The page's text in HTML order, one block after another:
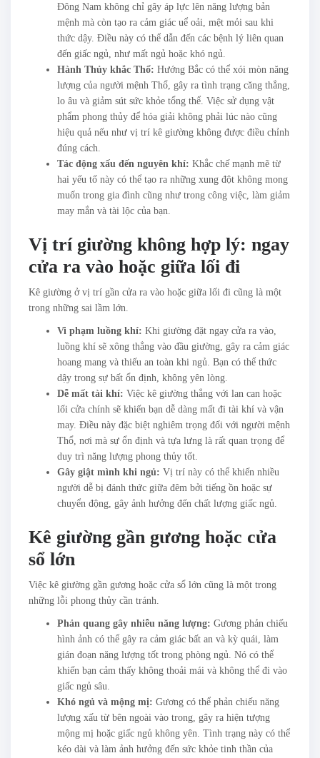
Đông Nam không chỉ gây áp lực lên năng lượng bản
mệnh mà còn tạo ra cảm giác uể oải, mệt mỏi sau khi
thức dậy. Điều này có thể dẫn đến các bệnh lý liên quan
đến giấc ngủ, như mất ngủ hoặc khó ngủ.
Hành Thủy khắc Thổ: Hướng Bắc có thể xói mòn năng
lượng của người mệnh Thổ, gây ra tình trạng căng thẳng,
lo âu và giảm sút sức khỏe tổng thể. Việc sử dụng vật
phẩm phong thủy để hóa giải không phải lúc nào cũng
hiệu quả nếu như vị trí kê giường không được điều chỉnh
đúng cách.
Tác động xấu đến nguyên khí: Khắc chế mạnh mẽ từ
hai yếu tố này có thể tạo ra những xung đột không mong
muốn trong gia đình cũng như trong công việc, làm giảm
may mắn và tài lộc của bạn.
Vị trí giường không hợp lý: ngay
cửa ra vào hoặc giữa lối đi
Kê giường ở vị trí gần cửa ra vào hoặc giữa lối đi cũng là một
trong những sai lầm lớn.
Vi phạm luồng khí: Khi giường đặt ngay cửa ra vào,
luồng khí sẽ xông thẳng vào đầu giường, gây ra cảm giác
hoang mang và thiếu an toàn khi ngủ. Bạn có thể thức
dậy trong sự bất ổn định, không yên lòng.
Dễ mất tài khí: Việc kê giường thẳng với lan can hoặc
lối cửa chính sẽ khiến bạn dễ dàng mất đi tài khí và vận
may. Điều này đặc biệt nghiêm trọng đối với người mệnh
Thổ, nơi mà sự ổn định và tựa lưng là rất quan trọng để
duy trì năng lượng phong thủy tốt.
Gây giật mình khi ngủ: Vị trí này có thể khiến nhiều
người dễ bị đánh thức giữa đêm bởi tiếng ồn hoặc sự
chuyển động, gây ảnh hưởng đến chất lượng giấc ngủ.
Kê giường gần gương hoặc cửa
sổ lớn
Việc kê giường gần gương hoặc cửa sổ lớn cũng là một trong
những lỗi phong thủy cần tránh.
Phản quang gây nhiễu năng lượng: Gương phản chiếu
hình ảnh có thể gây ra cảm giác bất an và kỳ quái, làm
gián đoạn năng lượng tốt trong phòng ngủ. Nó có thể
khiến bạn cảm thấy không thoải mái và không thể đi vào
giấc ngủ sâu.
Khó ngủ và mộng mị: Gương có thể phản chiếu năng
lượng xấu từ bên ngoài vào trong, gây ra hiện tượng
mộng mị hoặc giấc ngủ không yên. Tình trạng này có thể
kéo dài và làm ảnh hưởng đến sức khỏe tinh thần của